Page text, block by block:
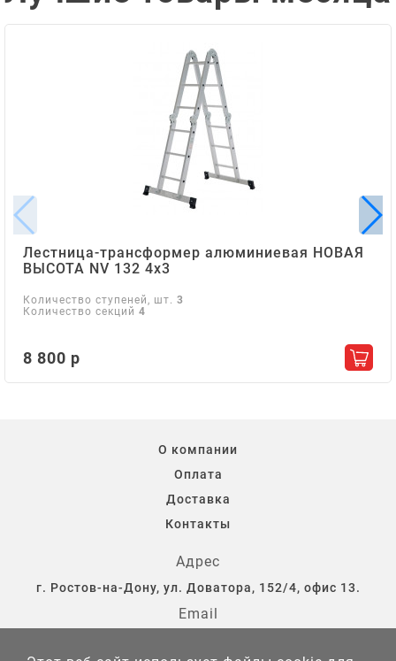
Лестница-трансформер алюминиевая НОВАЯ
ВЫСОТА NV 132 4х3
Количество ступеней, шт. 3
Количество секций 4
8 800 р
О компании
Оплата
Доставка
Контакты
Адрес
г. Ростов-на-Дону, ул. Доватора, 152/4, офис 13.
Email